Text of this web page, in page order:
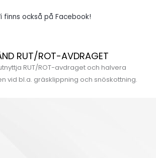
finns också på Facebook!
RUT/ROT-AVDRAGET
RUT/ROT-avdraget och halvera
vid bl.a. gräsklippning och snöskottning.